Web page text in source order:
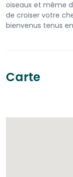
oiseaux et même
de croiser votre
bienvenus tenus
Carte